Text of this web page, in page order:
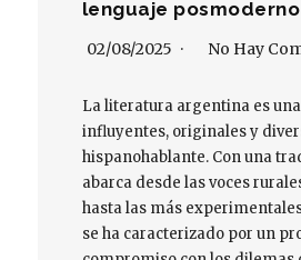
lenguaje posmoderno
02/08/2025 No Hay
La literatura argentina es
influyentes, originales y
hispanohablante. Con una
abarca desde las voces
hasta las más
se ha caracterizado por un